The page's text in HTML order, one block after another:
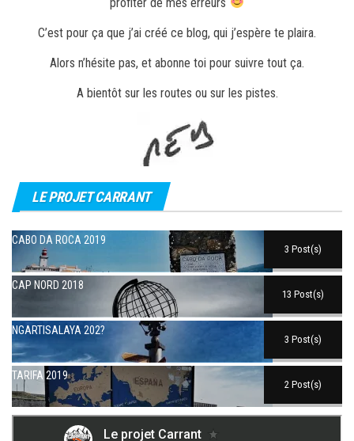
C’est pour ça que j’ai créé ce blog, qui j’espère te plaira.
Alors n’hésite pas, et abonne toi pour suivre tout ça.
A bientôt sur les routes ou sur les pistes.
LE PROJET CARRANT
CABO DA ROCA 2019
3 Post(s)
CAP NORD 2018
13 Post(s)
NGARTISALAYA 202?
3 Post(s)
TARIFA 2019
2 Post(s)